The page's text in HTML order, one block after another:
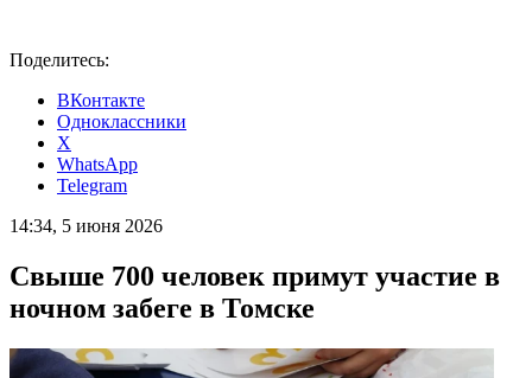
Поделитесь:
ВКонтакте
Одноклассники
X
WhatsApp
Telegram
14:34, 5 июня 2026
Свыше 700 человек примут участие в
ночном забеге в Томске